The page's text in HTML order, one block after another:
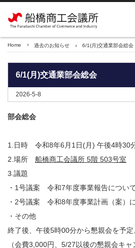
Home 過去のお知らせ 6/1(月)交通業部会総会
6/1(月)交通業部会総会
2026-5-8
部会総会
1.日時 令和8年6月1日(月) 午後4時30
2.場所 船橋商工会議所 5階 503号室
3.議題
・1号議案 令和7年度事業報告につい
・2号議案 令和8年度事業計画（案）
・その他
終了後、午後5時00分から懇親会を予定
（会費3,000円、5/27以後の懇親会キ